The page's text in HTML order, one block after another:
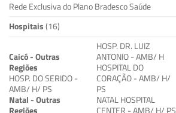
Rede Exclusiva do Plano Bradesco Saúde
Hospitais(16)
Caicó - Outras
Regiões
HOSP. DO SERIDO -
AMB/ H/ PS
Natal - Outras
HOSP. DR. LUIZ
ANTONIO - AMB/ H
HOSPITAL DO
CORAÇÃO - AMB/ H/
PS
NATAL HOSPITAL